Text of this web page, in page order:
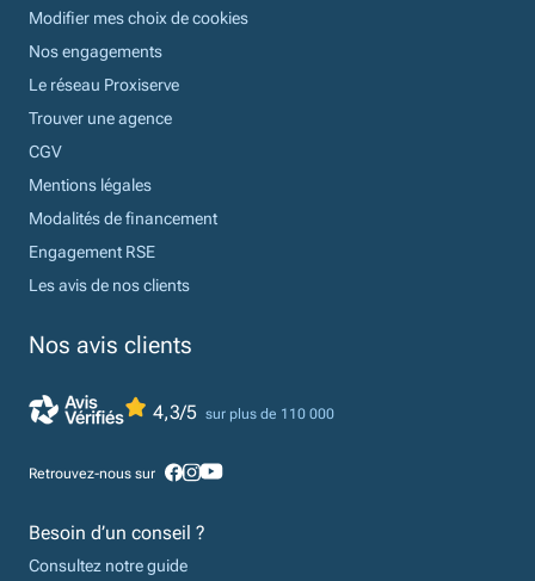
Modifier mes choix de cookies
Nos engagements
Le réseau Proxiserve
Trouver une agence
CGV
Mentions légales
Modalités de financement
Engagement RSE
Les avis de nos clients
Nos avis clients
4,3/5 sur plus de 110 000
Retrouvez-nous sur
Besoin d’un conseil ?
Consultez notre guide